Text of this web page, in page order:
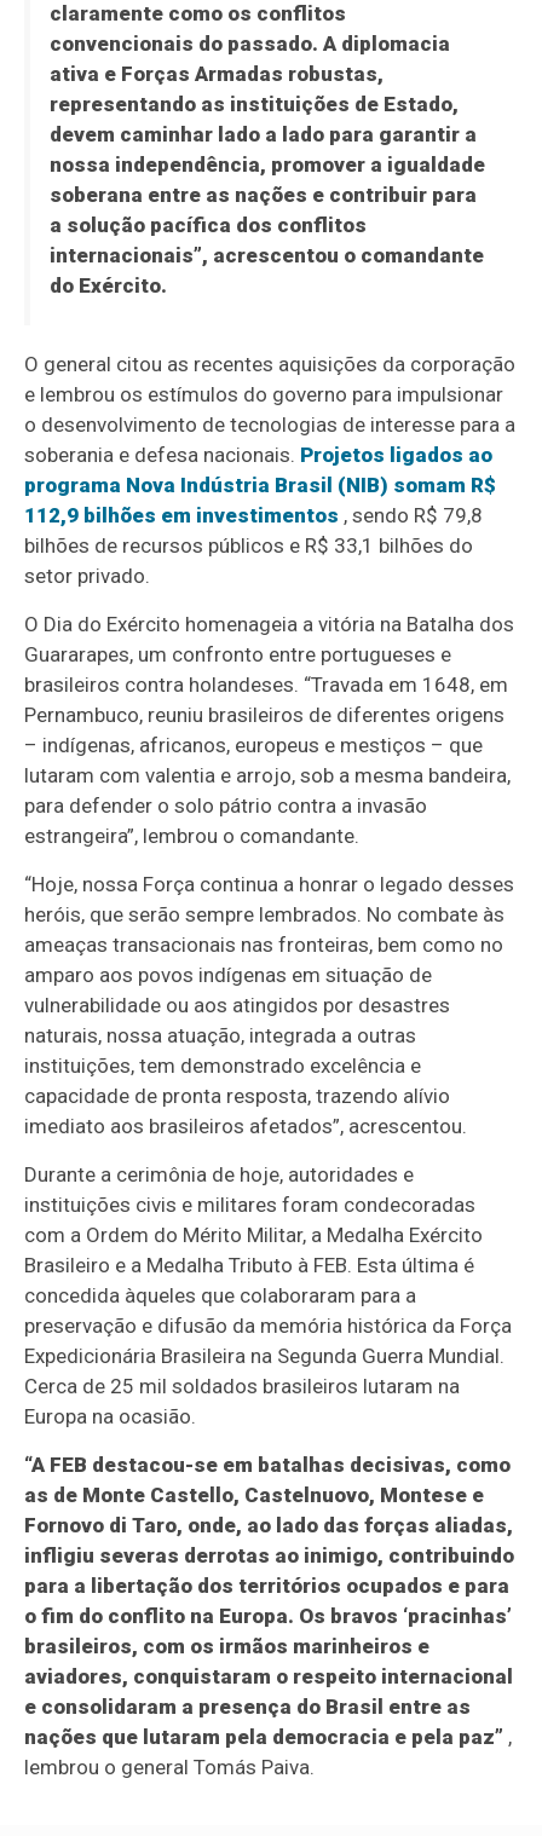
claramente como os conflitos
convencionais do passado. A diplomacia
ativa e Forças Armadas robustas,
representando as instituições de Estado,
devem caminhar lado a lado para garantir a
nossa independência, promover a igualdade
soberana entre as nações e contribuir para
a solução pacífica dos conflitos
internacionais”, acrescentou o comandante
do Exército.
O general citou as recentes aquisições da corporação
e lembrou os estímulos do governo para impulsionar
o desenvolvimento de tecnologias de interesse para a
soberania e defesa nacionais. Projetos ligados ao
programa Nova Indústria Brasil (NIB) somam R$
112,9 bilhões em investimentos , sendo R$ 79,8
bilhões de recursos públicos e R$ 33,1 bilhões do
setor privado.
O Dia do Exército homenageia a vitória na Batalha dos
Guararapes, um confronto entre portugueses e
brasileiros contra holandeses. “Travada em 1648, em
Pernambuco, reuniu brasileiros de diferentes origens
– indígenas, africanos, europeus e mestiços – que
lutaram com valentia e arrojo, sob a mesma bandeira,
para defender o solo pátrio contra a invasão
estrangeira”, lembrou o comandante.
“Hoje, nossa Força continua a honrar o legado desses
heróis, que serão sempre lembrados. No combate às
ameaças transacionais nas fronteiras, bem como no
amparo aos povos indígenas em situação de
vulnerabilidade ou aos atingidos por desastres
naturais, nossa atuação, integrada a outras
instituições, tem demonstrado excelência e
capacidade de pronta resposta, trazendo alívio
imediato aos brasileiros afetados”, acrescentou.
Durante a cerimônia de hoje, autoridades e
instituições civis e militares foram condecoradas
com a Ordem do Mérito Militar, a Medalha Exército
Brasileiro e a Medalha Tributo à FEB. Esta última é
concedida àqueles que colaboraram para a
preservação e difusão da memória histórica da Força
Expedicionária Brasileira na Segunda Guerra Mundial.
Cerca de 25 mil soldados brasileiros lutaram na
Europa na ocasião.
“A FEB destacou-se em batalhas decisivas, como
as de Monte Castello, Castelnuovo, Montese e
Fornovo di Taro, onde, ao lado das forças aliadas,
infligiu severas derrotas ao inimigo, contribuindo
para a libertação dos territórios ocupados e para
o fim do conflito na Europa. Os bravos ‘pracinhas’
brasileiros, com os irmãos marinheiros e
aviadores, conquistaram o respeito internacional
e consolidaram a presença do Brasil entre as
nações que lutaram pela democracia e pela paz” ,
lembrou o general Tomás Paiva.